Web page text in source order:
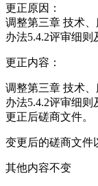
更正原因：
调整第三章 技术
办法5.4.2评审细则
更正内容：
调整第三章 技术
办法5.4.2评审细
更正后磋商文件。
变更后的磋商文件
其他内容不变